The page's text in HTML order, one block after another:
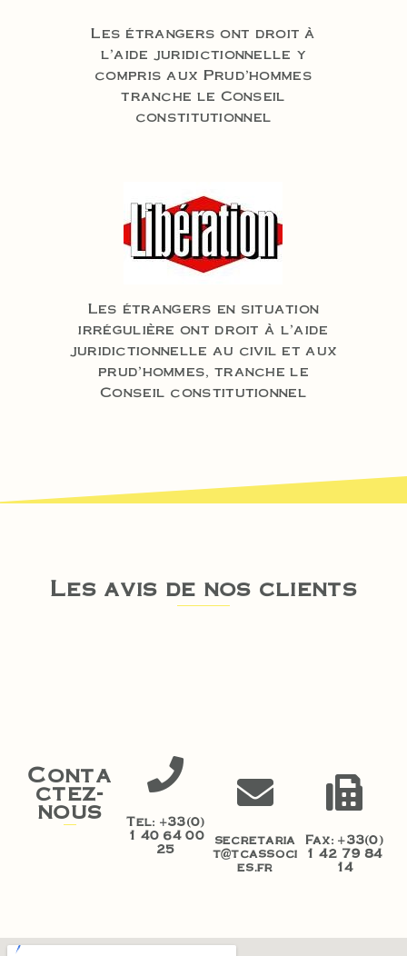
Les étrangers ont droit à
l’aide juridictionnelle y
compris aux Prud’hommes
tranche le Conseil
constitutionnel
Les étrangers en situation
irrégulière ont droit à l’aide
juridictionnelle au civil et aux
prud’hommes, tranche le
Conseil constitutionnel
Les avis de nos clients
Conta
ctez-
nous
Tel: +33(0)
1 40 64 00
25
secretaria
t@tcassoci
es.fr
Fax: +33(0)
1 42 79 84
14